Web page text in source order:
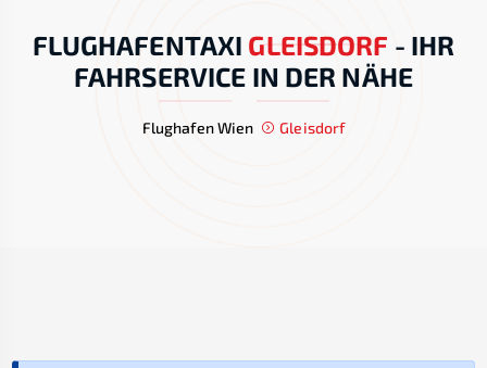
FLUGHAFENTAXI GLEISDORF - IHR
FAHRSERVICE IN DER NÄHE
Flughafen Wien Gleisdorf